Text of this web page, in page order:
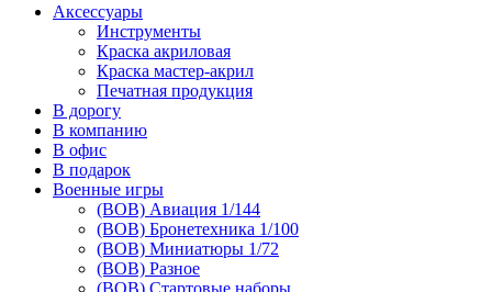
Аксессуары
Инструменты
Краска акриловая
Краска мастер-акрил
Печатная продукция
В дорогу
В компанию
В офис
В подарок
Военные игры
(ВОВ) Авиация 1/144
(ВОВ) Бронетехника 1/100
(ВОВ) Миниатюры 1/72
(ВОВ) Разное
(ВОВ) Стартовые наборы